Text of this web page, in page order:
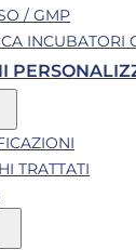
/ GMP
INCUBATORI
TRATTATI